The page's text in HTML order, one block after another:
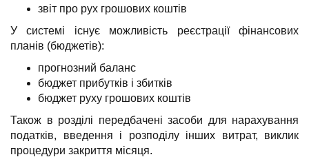
звіт про рух грошових коштів
У системі існує можливість реєстрації фінансових
планів (бюджетів):
прогнозний баланс
бюджет прибутків і збитків
бюджет руху грошових коштів
Також в розділі передбачені засоби для нарахування
податків, введення і розподілу інших витрат, виклик
процедури закриття місяця.